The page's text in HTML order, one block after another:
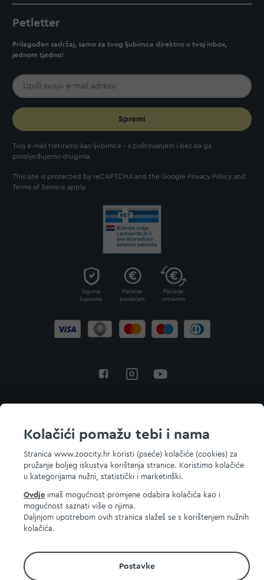
Kolačići pomažu tebi i nama
Stranica www.zoocity.hr koristi (pseće) kolačiće (cookies) za
pružanje boljeg iskustva korištenja stranice. Koristimo kolačiće
u kategorijama nužni, statistički i marketinški.
Ovdje imaš mogućnost promjene odabira kolačića kao i
mogućnost saznati više o njima.
Daljnjom upotrebom ovih stranica slažeš se s korištenjem nužnih
kolačića.
Postavke
Petletter
Prilagođen sadržaj, samo za tvog ljubimca direktno u tvoj inbox,
jednom tjedno!
Spremi
Tvoj e-mail tretiramo kao ljubimca - s poštovanjem i bez da ga
proslijeđujemo drugima.
This site is protected by reCAPTCHA and the Google Privacy Policy and
Terms of Service apply.
Sigurna
kupovina
Plaćanje
pouzećem
Plaćanje
virmanom
© 2026 ZOOCITY. Sva prava zadržana.